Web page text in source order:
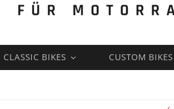
CLASSIC BIKES CUSTOM BIKES